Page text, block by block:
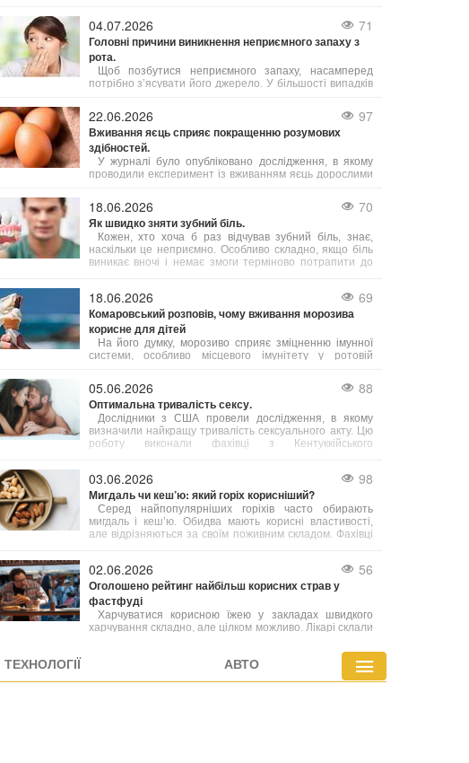
розслабитись, а й подбати про своє здоров’я. Косино
на Закарпатті — це один із таких кофортних куточків,
де завдяки цілющим термальним водам, сучасним
wellness- і SPA-програмам, а також медичним послугам
можна повністю відновити тіло і розум.
04.07.2026 71
Головні причини виникнення неприємного запаху з
рота.
Щоб позбутися неприємного запаху, насамперед
потрібно з’ясувати його джерело. У більшості випадків
мешкають на язиці і в гортані, які продукують леткі
сполуки з різким запахом.
22.06.2026 97
Вживання яєць сприяє покращенню розумових
здібностей.
У журналі було опубліковано дослідження, в якому
проводили експеримент із вживанням яєць дорослими
що їжа з яйцями допомагає підвищити інтелект,
зокрема покращуючи виконавчі когнітивні функції.
18.06.2026 70
Як швидко зняти зубний біль.
Кожен, хто хоча б раз відчував зубний біль, знає,
наскільки це неприємно. Особливо складно, якщо біль
виникає вночі і немає змоги терміново потрапити до
18.06.2026 69
Комаровський розповів, чому вживання морозива
корисне для дітей
На його думку, морозиво сприяє зміцненню імунної
системи, особливо місцевого імунітету у ротовій
підкреслює, що одне споживання морозива на місяць
не принесе бажаного ефекту — необхідна постійність
у вживанні.
05.06.2026 88
Оптимальна тривалість сексу.
Дослідники з США провели дослідження, в якому
визначили найкращу тривалість сексуального акту. Цю
роботу виконали фахівці з Кентуккійського
03.06.2026 98
Мигдаль чи кеш’ю: який горіх корисніший?
Серед найпопулярніших горіхів часто обирають
мигдаль і кеш’ю. Обидва мають корисні властивості,
але відрізняються за своїм поживним складом. Фахівці
02.06.2026 56
Оголошено рейтинг найбільш корисних страв у
фастфуді
Харчуватися корисною їжею у закладах швидкого
харчування складно, але цілком можливо. Лікарі склали
містять менше калорій або багатіші на вітаміни й
мінерали порівняно з іншими стравами меню.
ТЕХНОЛОГІЇ АВТО